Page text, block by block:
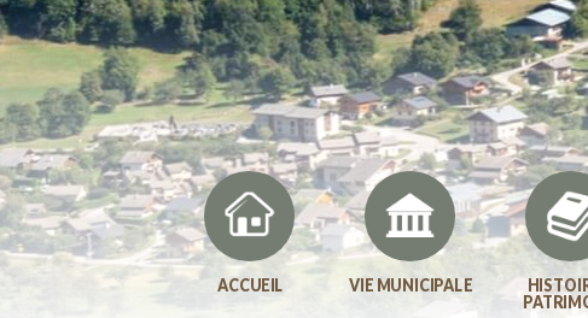
ACCUEIL VIE MUNICIPALE